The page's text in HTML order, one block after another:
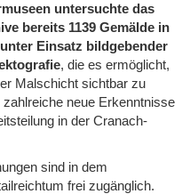
untersuchte das
bereits 1139 Gemälde in
Einsatz bildgebender
, die es ermöglicht,
Malschicht sichtbar zu
neue Erkenntnisse
in der Cranach-
sind in dem
frei zugänglich.